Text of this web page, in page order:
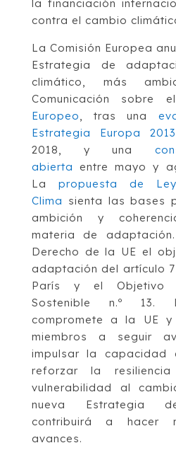
la financiación
contra el cambio
La Comisión Europea
Estrategia de
climático, más
Comunicación sobre el
Europeo, tras una
Estrategia Europa 2013
2018, y una
abierta entre mayo y
La
propuesta de
Clima sienta las bases
ambición y
materia de
Derecho de la UE el
adaptación del artículo
París y el Objetivo
Sostenible n.º 13.
compromete a la UE
miembros a seguir
impulsar la capacidad
reforzar la
vulnerabilidad al
nueva Estrategia
contribuirá a hacer
avances.